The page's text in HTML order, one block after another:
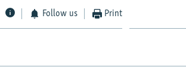
Follow us Print